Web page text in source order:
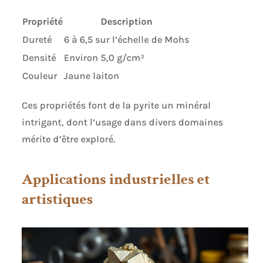
Propriété
Description
Dureté
6 à 6,5 sur l’échelle de Mohs
Densité
Environ 5,0 g/cm³
Couleur Jaune laiton
Ces propriétés font de la pyrite un minéral
intrigant, dont l’usage dans divers domaines
mérite d’être exploré.
Applications industrielles et
artistiques